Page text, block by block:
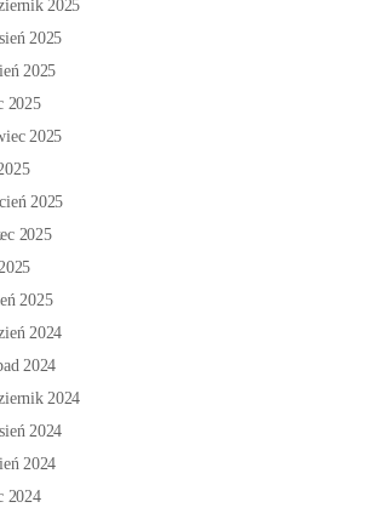
2025
2025
2025
2025
2025
2025
2025
2025
2024
2024
2024
2024
2024
2024